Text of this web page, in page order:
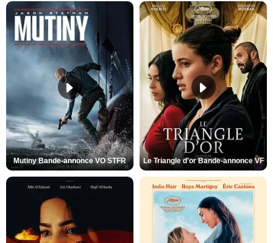
Mutiny Bande-annonce VO STFR Le Triangle d'or Bande-annonce VF